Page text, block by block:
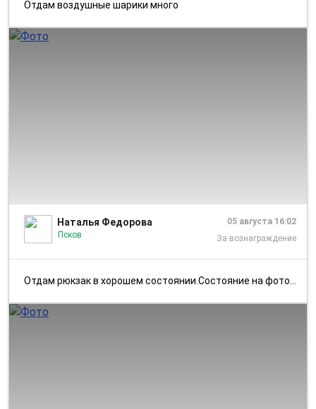
Отдам воздушные шарики много
Наталья Федорова
Псков
05 августа 16:02
За вознаграждение
Отдам рюкзак в хорошем состоянии.Состояние на фото.Ул.Рокоссовского.За...